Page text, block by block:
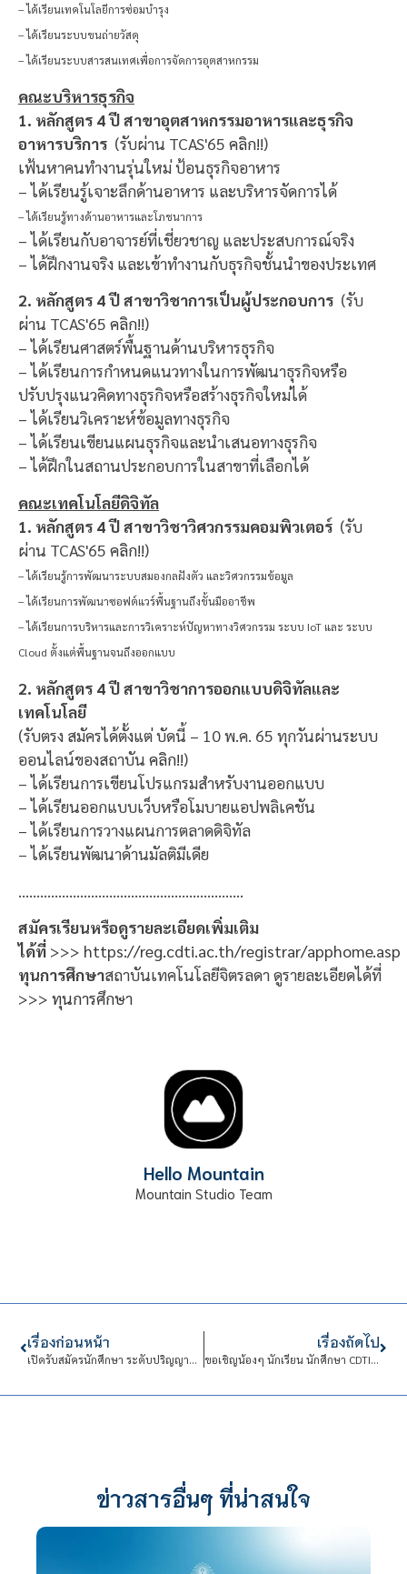
– ได้เรียนเทคโนโลยีการซ่อมบำรุง
– ได้เรียนระบบขนถ่ายวัสดุ
– ได้เรียนระบบสารสนเทศเพื่อการจัดการอุตสาหกรรม
คณะบริหารธุรกิจ
1. หลักสูตร 4 ปี สาขาอุตสาหกรรมอาหารและธุรกิจ
อาหารบริการ (รับผ่าน TCAS'65 คลิก!!)
เฟ้นหาคนทำงานรุ่นใหม่ ป้อนธุรกิจอาหาร
– ได้เรียนรู้เจาะลึกด้านอาหาร และบริหารจัดการได้
– ได้เรียนรู้ทางด้านอาหารและโภชนาการ
– ได้เรียนกับอาจารย์ที่เชี่ยวชาญ และประสบการณ์จริง
– ได้ฝึกงานจริง และเข้าทำงานกับธุรกิจชั้นนำของประเทศ
2. หลักสูตร 4 ปี สาขาวิชาการเป็นผู้ประกอบการ (รับ
ผ่าน TCAS'65 คลิก!!)
– ได้เรียนศาสตร์พื้นฐานด้านบริหารธุรกิจ
– ได้เรียนการกำหนดแนวทางในการพัฒนาธุรกิจหรือ
ปรับปรุงแนวคิดทางธุรกิจหรือสร้างธุรกิจใหม่ได้
– ได้เรียนวิเคราะห์ข้อมูลทางธุรกิจ
– ได้เรียนเขียนแผนธุรกิจและนำเสนอทางธุรกิจ
– ได้ฝึกในสถานประกอบการในสาขาที่เลือกได้
คณะเทคโนโลยีดิจิทัล
1. หลักสูตร 4 ปี สาขาวิชาวิศวกรรมคอมพิวเตอร์ (รับ
ผ่าน TCAS'65 คลิก!!)
– ได้เรียนรู้การพัฒนาระบบสมองกลฝังตัว และวิศวกรรมข้อมูล
– ได้เรียนการพัฒนาซอฟต์แวร์พื้นฐานถึงขั้นมืออาชีพ
– ได้เรียนการบริหารและการวิเคราะห์ปัญหาทางวิศวกรรม ระบบ IoT และ ระบบ
Cloud ตั้งแต่พื้นฐานจนถึงออกแบบ
2. หลักสูตร 4 ปี สาขาวิชาการออกแบบดิจิทัลและ
เทคโนโลยี
(รับตรง สมัครได้ตั้งแต่ บัดนี้ – 10 พ.ค. 65 ทุกวันผ่านระบบ
ออนไลน์ของสถาบัน คลิก!!)
– ได้เรียนการเขียนโปรแกรมสำหรับงานออกแบบ
– ได้เรียนออกแบบเว็บหรือโมบายแอปพลิเคชัน
– ได้เรียนการวางแผนการตลาดดิจิทัล
– ได้เรียนพัฒนาด้านมัลติมีเดีย
……………………………………………………..
สมัครเรียนหรือดูรายละเอียดเพิ่มเติม
ได้ที่ >>> https://reg.cdti.ac.th/registrar/apphome.asp
ทุนการศึกษาสถาบันเทคโนโลยีจิตรลดา ดูรายละเอียดได้ที่
>>> ทุนการศึกษา
Hello Mountain
Mountain Studio Team
เรื่องก่อนหน้า
เปิดรับสมัครนักศึกษา ระดับปริญญาตรี ปี 2565 (รอบ Quota) หลักสูตรบริหารธุรกิจบัณฑิต (บธ.บ.) สาขาการจัดการธุรกิจอาหาร
เรื่องถัดไป
ขอเชิญน้องๆ นักเรียน นักศึกษา CDTI ร่วมโครงการฝึกอบรมเชิงปฏิบัติการ “สนุกกับเครื่องพิมพ์ 3 มิติ รุ่นที่ 2”
ข่าวสารอื่นๆ ที่น่าสนใจ